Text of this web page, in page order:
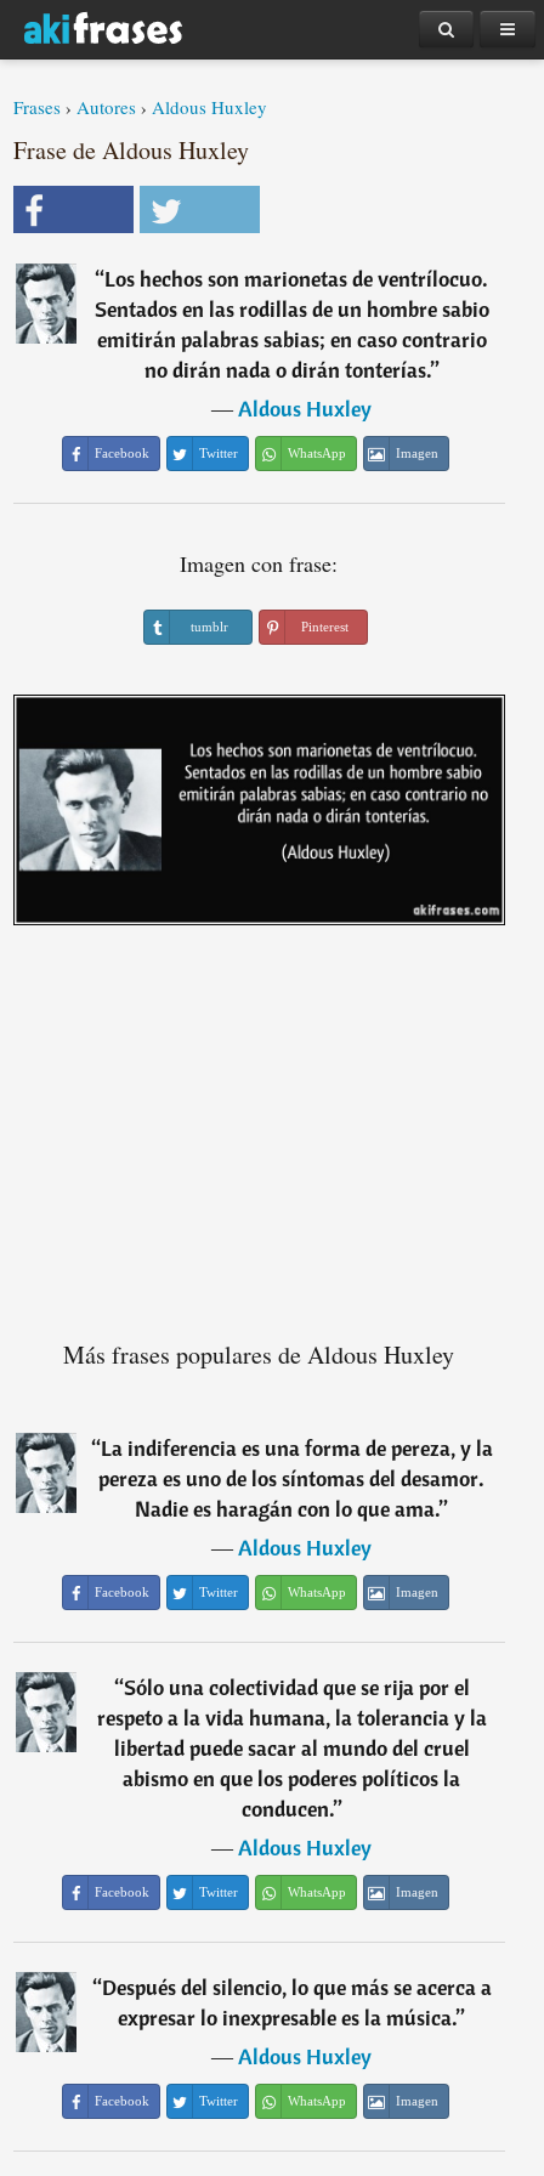
Frases ›Autores ›Aldous Huxley
Frase de Aldous Huxley
“Los hechos son marionetas de ventrílocuo.
Sentados en las rodillas de un hombre sabio
emitirán palabras sabias; en caso contrario
no dirán nada o dirán tonterías.”
―Aldous Huxley
Facebook Twitter WhatsApp Imagen
Imagen con frase:
tumblr Pinterest
Más frases populares de Aldous Huxley
“La indiferencia es una forma de pereza, y la
pereza es uno de los síntomas del desamor.
Nadie es haragán con lo que ama.”
―Aldous Huxley
Facebook Twitter WhatsApp Imagen
“Sólo una colectividad que se rija por el
respeto a la vida humana, la tolerancia y la
libertad puede sacar al mundo del cruel
abismo en que los poderes políticos la
conducen.”
―Aldous Huxley
Facebook Twitter WhatsApp Imagen
“Después del silencio, lo que más se acerca a
expresar lo inexpresable es la música.”
―Aldous Huxley
Facebook Twitter WhatsApp Imagen